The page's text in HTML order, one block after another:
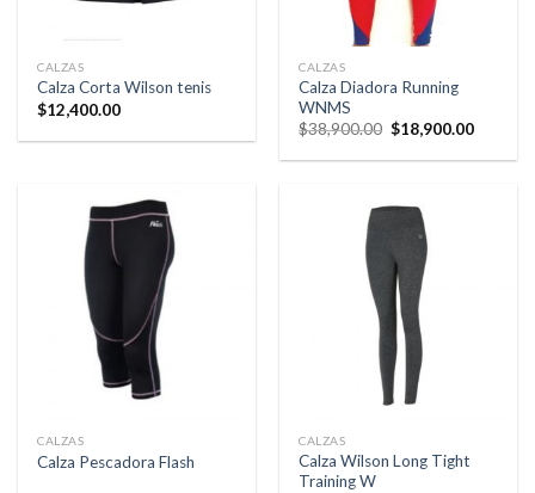
CALZAS
Calza Corta Wilson tenis
$12,400.00
CALZAS
Calza Diadora Running
WNMS
$38,900.00 El
precio
original
$18,900.00El
actual
CALZAS
Calza Pescadora Flash
CALZAS
Calza Wilson Long Tight
Training W